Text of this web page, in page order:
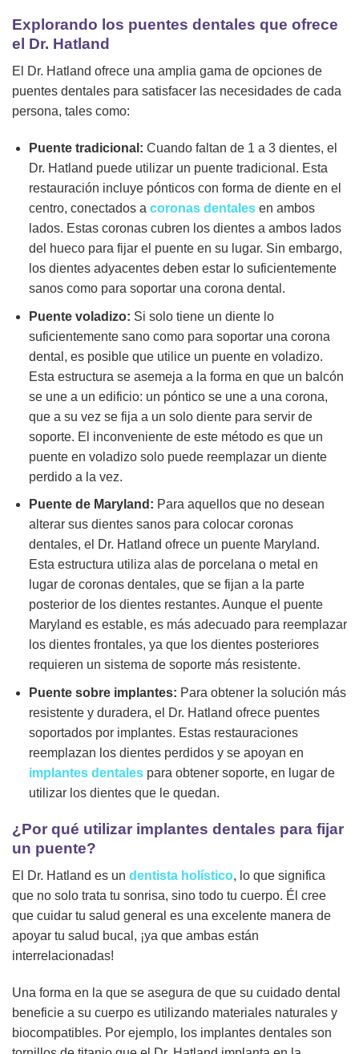
Explorando los puentes dentales que ofrece
el Dr. Hatland
El Dr. Hatland ofrece una amplia gama de opciones de
puentes dentales para satisfacer las necesidades de cada
persona, tales como:
Puente tradicional: Cuando faltan de 1 a 3 dientes, el
Dr. Hatland puede utilizar un puente tradicional. Esta
restauración incluye pónticos con forma de diente en el
centro, conectados a coronas dentalesen ambos
lados. Estas coronas cubren los dientes a ambos lados
del hueco para fijar el puente en su lugar. Sin embargo,
los dientes adyacentes deben estar lo suficientemente
sanos como para soportar una corona dental.
Puente voladizo: Si solo tiene un diente lo
suficientemente sano como para soportar una corona
dental, es posible que utilice un puente en voladizo.
Esta estructura se asemeja a la forma en que un balcón
se une a un edificio: un póntico se une a una corona,
que a su vez se fija a un solo diente para servir de
soporte. El inconveniente de este método es que un
puente en voladizo solo puede reemplazar un diente
perdido a la vez.
Puente de Maryland: Para aquellos que no desean
alterar sus dientes sanos para colocar coronas
dentales, el Dr. Hatland ofrece un puente Maryland.
Esta estructura utiliza alas de porcelana o metal en
lugar de coronas dentales, que se fijan a la parte
posterior de los dientes restantes. Aunque el puente
Maryland es estable, es más adecuado para reemplazar
los dientes frontales, ya que los dientes posteriores
requieren un sistema de soporte más resistente.
Puente sobre implantes: Para obtener la solución más
resistente y duradera, el Dr. Hatland ofrece puentes
soportados por implantes. Estas restauraciones
reemplazan los dientes perdidos y se apoyan en
implantes dentalespara obtener soporte, en lugar de
utilizar los dientes que le quedan.
¿Por qué utilizar implantes dentales para fijar
un puente?
El Dr. Hatland es un dentista holístico, lo que significa
que no solo trata tu sonrisa, sino todo tu cuerpo. Él cree
que cuidar tu salud general es una excelente manera de
apoyar tu salud bucal, ¡ya que ambas están
interrelacionadas!
Una forma en la que se asegura de que su cuidado dental
beneficie a su cuerpo es utilizando materiales naturales y
biocompatibles. Por ejemplo, los implantes dentales son